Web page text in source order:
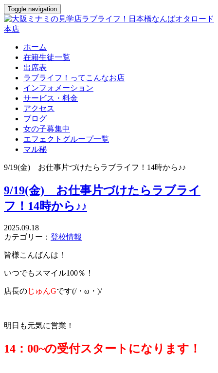
Toggle navigation
ホーム
在籍生徒一覧
出席表
ラブライフ！ってこんなお店
インフォメーション
サービス・料金
アクセス
ブログ
女の子募集中
エフェクトグループ一覧
マル秘
9/19(金) お仕事片づけたらラブライフ！14時から♪♪
9/19(金) お仕事片づけたらラブライ
フ！14時から♪♪
2025.09.18
カテゴリー： 登校情報
皆様こんばんは！
いつでもスマイル100％！
店長のじゅんGです(/・ω・)/
明日も元気に営業！
14：00~の受付スタートになります！